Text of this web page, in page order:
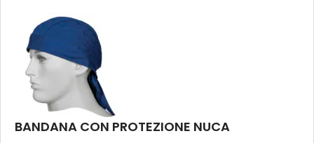
BANDANA CON PROTEZIONE NUCA